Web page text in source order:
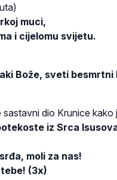
muci,
i cijelomu svijetu.
Bože, sveti besmrtni
dio Krunice kako
iz Srca
moli za nas!
(3x)